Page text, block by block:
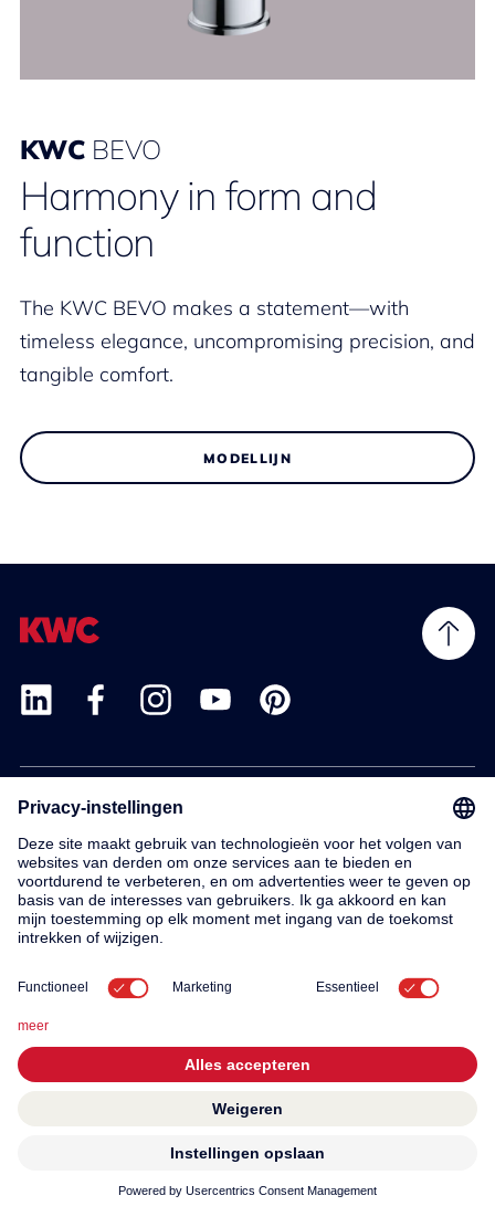
KWC BEVO
Harmony in form and
function
The KWC BEVO makes a statement—with
timeless elegance, uncompromising precision, and
tangible comfort.
MODELLIJN
Service
Contact
© 2026 KWC Group AG
General terms and conditions Imprint